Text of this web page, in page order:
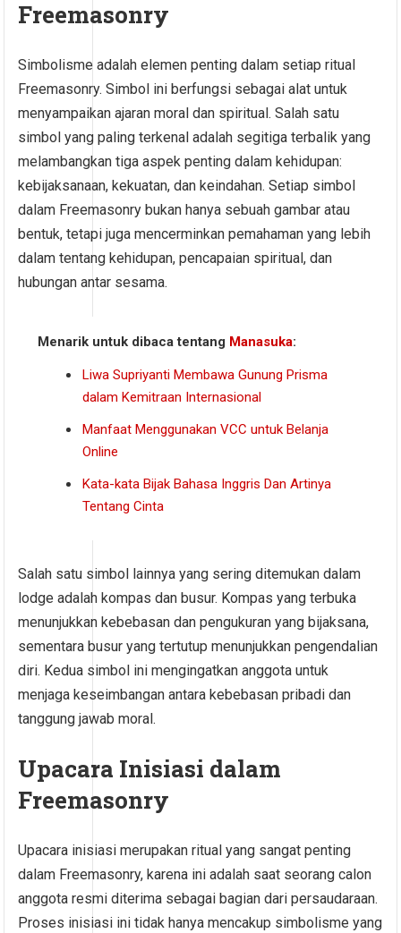
Freemasonry
Simbolisme adalah elemen penting dalam setiap ritual
Freemasonry. Simbol ini berfungsi sebagai alat untuk
menyampaikan ajaran moral dan spiritual. Salah satu
simbol yang paling terkenal adalah segitiga terbalik yang
melambangkan tiga aspek penting dalam kehidupan:
kebijaksanaan, kekuatan, dan keindahan. Setiap simbol
dalam Freemasonry bukan hanya sebuah gambar atau
bentuk, tetapi juga mencerminkan pemahaman yang lebih
dalam tentang kehidupan, pencapaian spiritual, dan
hubungan antar sesama.
Menarik untuk dibaca tentang Manasuka:
Liwa Supriyanti Membawa Gunung Prisma
dalam Kemitraan Internasional
Manfaat Menggunakan VCC untuk Belanja
Online
Kata-kata Bijak Bahasa Inggris Dan Artinya
Tentang Cinta
Salah satu simbol lainnya yang sering ditemukan dalam
lodge adalah kompas dan busur. Kompas yang terbuka
menunjukkan kebebasan dan pengukuran yang bijaksana,
sementara busur yang tertutup menunjukkan pengendalian
diri. Kedua simbol ini mengingatkan anggota untuk
menjaga keseimbangan antara kebebasan pribadi dan
tanggung jawab moral.
Upacara Inisiasi dalam
Freemasonry
Upacara inisiasi merupakan ritual yang sangat penting
dalam Freemasonry, karena ini adalah saat seorang calon
anggota resmi diterima sebagai bagian dari persaudaraan.
Proses inisiasi ini tidak hanya mencakup simbolisme yang